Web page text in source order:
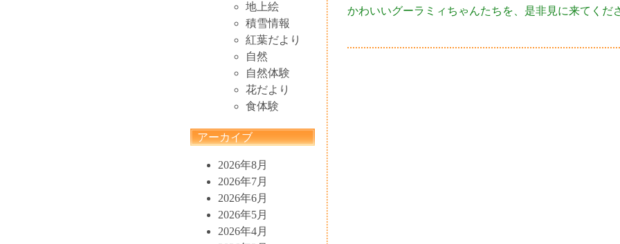
地上絵
積雪情報
紅葉だより
自然
自然体験
花だより
食体験
アーカイブ
2026年8月
2026年7月
2026年6月
2026年5月
2026年4月
かわいいグーラミィちゃんたちを、是非見に来てくだ